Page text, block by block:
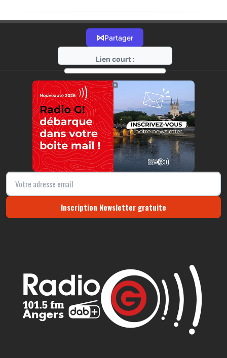
⋈Partager
Lien court :
https://radio-g.fr?17175
⧉
Inscription Newsletter gratuite